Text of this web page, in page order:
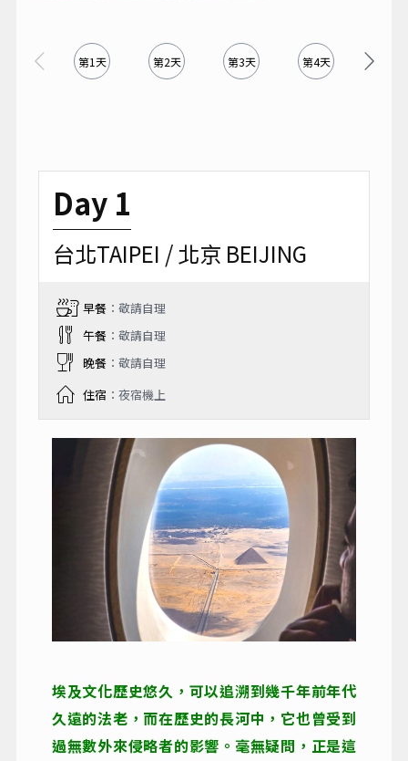
第1天 第2天 第3天 第4天
Day 1
台北TAIPEI / 北京 BEIJING
早餐：敬請自理
午餐：敬請自理
晚餐：敬請自理
住宿 ：夜宿機上
埃及文化歷史悠久，可以追溯到幾千年前年代
久遠的法老，而在歷史的長河中，它也曾受到
過無數外來侵略者的影響。毫無疑問，正是這